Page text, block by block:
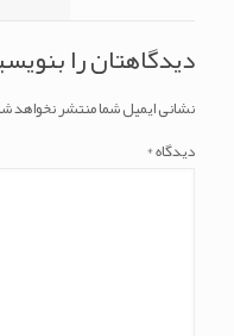
دیدگاهتان را
نشانی ایمیل شما منتشر نخواهد
دیدگاه*